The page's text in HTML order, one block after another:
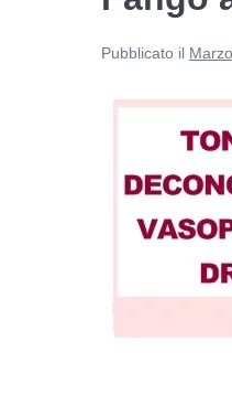
Pubblicato il